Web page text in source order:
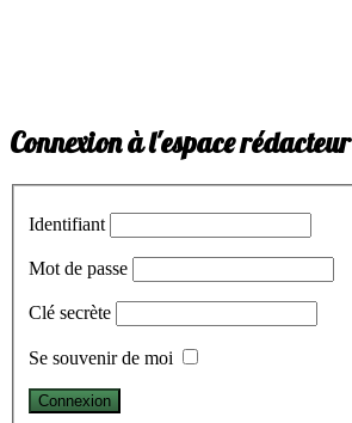
Connexion à l'espace rédacteur
Identifiant
Mot de passe
Clé secrète
Se souvenir de moi